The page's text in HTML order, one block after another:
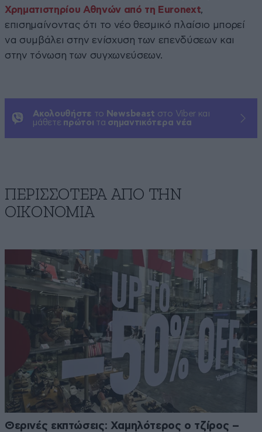
Χρηματιστηρίου Αθηνών από τη Euronext,
επισημαίνοντας ότι το νέο θεσμικό πλαίσιο μπορεί
να συμβάλει στην ενίσχυση των επενδύσεων και
στην τόνωση των συγχωνεύσεων.
Ακολουθήστε το Newsbeast στο Viber και
μάθετε πρώτοι τα σημαντικότερα νέα
ΠΕΡΙΣΣΟΤΕΡΑ ΑΠΟ ΤΗΝ
ΟΙΚΟΝΟΜΙΑ
Θερινές εκπτώσεις: Χαμηλότερος ο τζίρος –